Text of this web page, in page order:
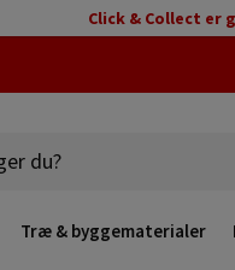
Click & Collect er
Træ & byggematerialer